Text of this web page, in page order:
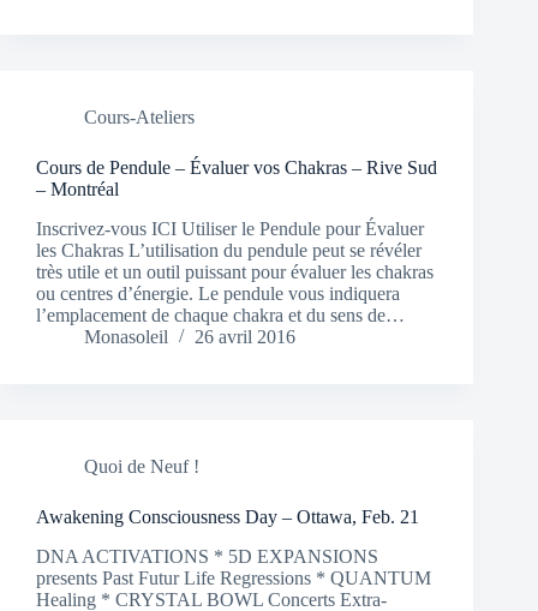
Cours-Ateliers
Cours de Pendule – Évaluer vos Chakras – Rive Sud
– Montréal
Inscrivez-vous ICI Utiliser le Pendule pour Évaluer
les Chakras L’utilisation du pendule peut se révéler
très utile et un outil puissant pour évaluer les chakras
ou centres d’énergie. Le pendule vous indiquera
l’emplacement de chaque chakra et du sens de…
Monasoleil
26 avril 2016
Quoi de Neuf !
Awakening Consciousness Day – Ottawa, Feb. 21
DNA ACTIVATIONS * 5D EXPANSIONS
presents Past Futur Life Regressions * QUANTUM
Healing * CRYSTAL BOWL Concerts Extra-